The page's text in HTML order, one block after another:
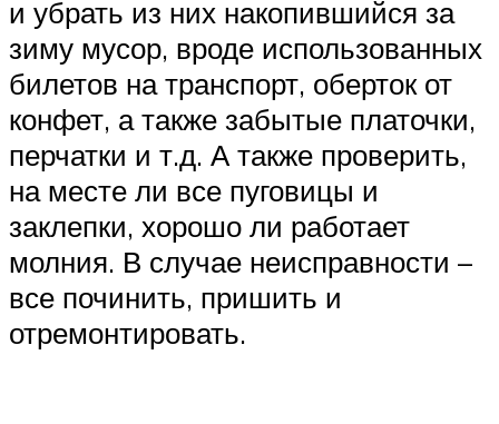
и убрать из них накопившийся за
зиму мусор, вроде использованных
билетов на транспорт, оберток от
конфет, а также забытые платочки,
перчатки и т.д. А также проверить,
на месте ли все пуговицы и
заклепки, хорошо ли работает
молния. В случае неисправности –
все починить, пришить и
отремонтировать.